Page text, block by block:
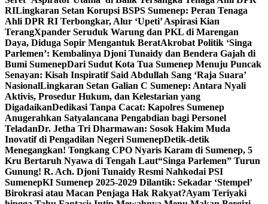
RILingkaran Setan Korupsi BSPS Sumenep: Peran Tenaga
Ahli DPR RI Terbongkar, Alur ‘Upeti’ Aspirasi Kian
TerangXpander Seruduk Warung dan PKL di Marengan
Daya, Diduga Sopir Mengantuk BeratAkrobat Politik ‘Singa
Parlemen’: Kembalinya Djoni Tunaidy dan Bendera Gajah di
Bumi SumenepDari Sudut Kota Tua Sumenep Menuju Puncak
Senayan: Kisah Inspiratif Said Abdullah Sang ‘Raja Suara’
NasionalLingkaran Setan Galian C Sumenep: Antara Nyali
Aktivis, Prosedur Hukum, dan Kelestarian yang
DigadaikanDedikasi Tanpa Cacat: Kapolres Sumenep
Anugerahkan Satyalancana Pengabdian bagi Personel
TeladanDr. Jetha Tri Dharmawan: Sosok Hakim Muda
Inovatif di Pengadilan Negeri SumenepDetik-detik
Menegangkan! Tongkang CPO Nyaris Karam di Sumenep, 5
Kru Bertaruh Nyawa di Tengah Laut“Singa Parlemen” Turun
Gunung! R. Ach. Djoni Tunaidy Resmi Nahkodai PSI
SumenepKI Sumenep 2025-2029 Dilantik: Sekadar ‘Stempel’
Birokrasi atau Macan Penjaga Hak Rakyat?Ayam Teriyaki